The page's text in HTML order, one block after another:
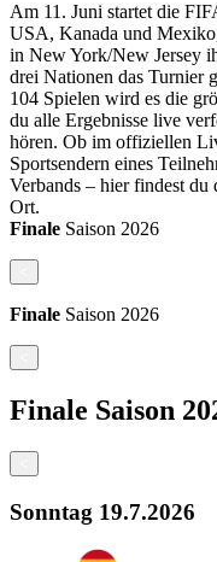
Am 11. Juni startet die
USA, Kanada und
in New York/New Jersey
drei Nationen das Turnier
104 Spielen wird es die
du alle Ergebnisse live
hören. Ob im offiziellen
Sportsendern eines
Verbands – hier findest du
Ort.
Finale Saison 2026
Finale Saison 2026
Finale Saison
Sonntag 19.7.2026